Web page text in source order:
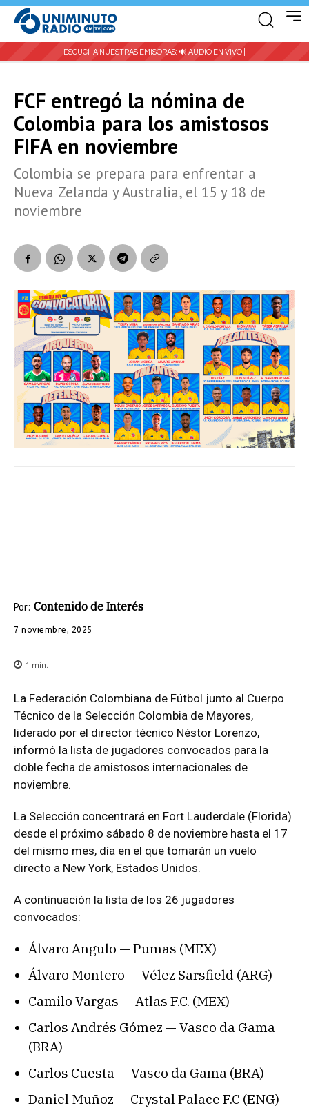
ESCUCHA NUESTRAS EMISORAS: 🔊 AUDIO EN VIVO |
FCF entregó la nómina de
Colombia para los amistosos
FIFA en noviembre
Colombia se prepara para enfrentar a
Nueva Zelanda y Australia, el 15 y 18 de
noviembre
Por: Contenido de Interés
7 noviembre, 2025
1 min.
La Federación Colombiana de Fútbol junto al Cuerpo
Técnico de la Selección Colombia de Mayores,
liderado por el director técnico Néstor Lorenzo,
informó la lista de jugadores convocados para la
doble fecha de amistosos internacionales de
noviembre.
La Selección concentrará en Fort Lauderdale (Florida)
desde el próximo sábado 8 de noviembre hasta el 17
del mismo mes, día en el que tomarán un vuelo
directo a New York, Estados Unidos.
A continuación la lista de los 26 jugadores
convocados:
Álvaro Angulo — Pumas (MEX)
Álvaro Montero — Vélez Sarsfield (ARG)
Camilo Vargas — Atlas F.C. (MEX)
Carlos Andrés Gómez — Vasco da Gama
(BRA)
Carlos Cuesta — Vasco da Gama (BRA)
Daniel Muñoz — Crystal Palace F.C (ENG)